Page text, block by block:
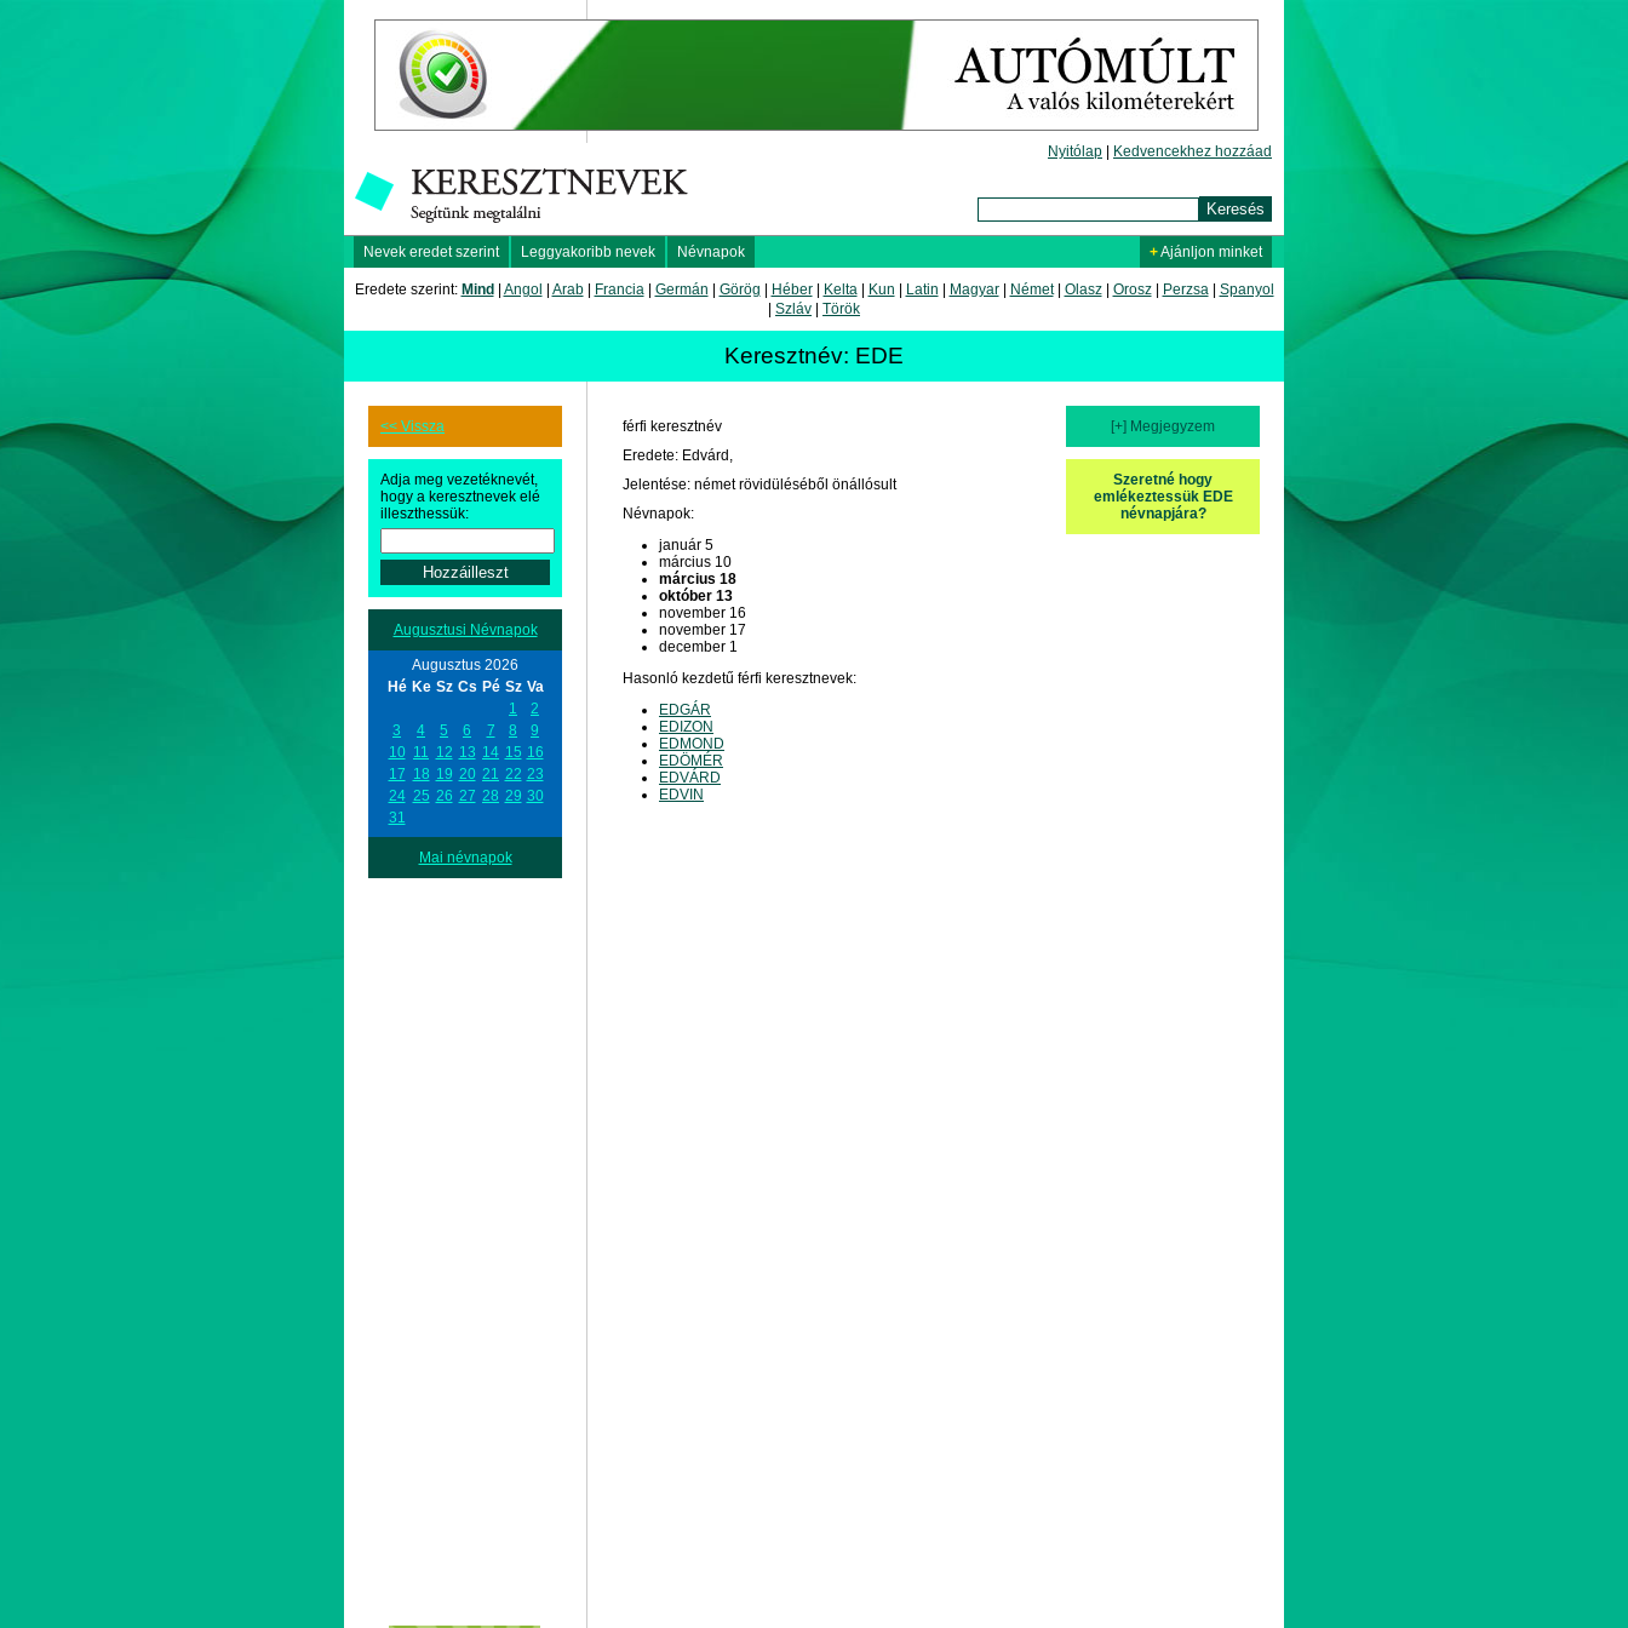
Nyitólap Kedvencekhez hozzáad
Nevek eredet szerint Leggyakoribb nevek Névnapok +Ajánljon minket
Eredete szerint: Mind Angol Arab| Francia| Germán Görög Héber| Kelta| Kun Latin Magyar| Német| Olasz| Orosz| Perzsa| Spanyol
Szláv Török
Keresztnév: EDE
<< Vissza
Adja meg vezetéknevét,
hogy a keresztnevek elé
illeszthessük:
Augusztusi Névnapok
Augusztus 2026
Hé Ke Sz Cs Pé Sz Va
1
2
3
4 5 6 7 8
9
10 11 12 13 14 15 16
17 18 19 20 21 22 23
24 25 26 27 28 29 30
31
Mai névnapok
[+] Megjegyzem
Szeretné hogy
emlékeztessük EDE
névnapjára?
férfi keresztnév
Eredete: Edvárd,
Jelentése: német rövidüléséből önállósult
Névnapok:
január 5
március 10
március 18
október 13
november 16
november 17
december 1
Hasonló kezdetű férfi keresztnevek:
EDGÁR
EDIZON
EDMOND
EDÖMÉR
EDVÁRD
EDVIN